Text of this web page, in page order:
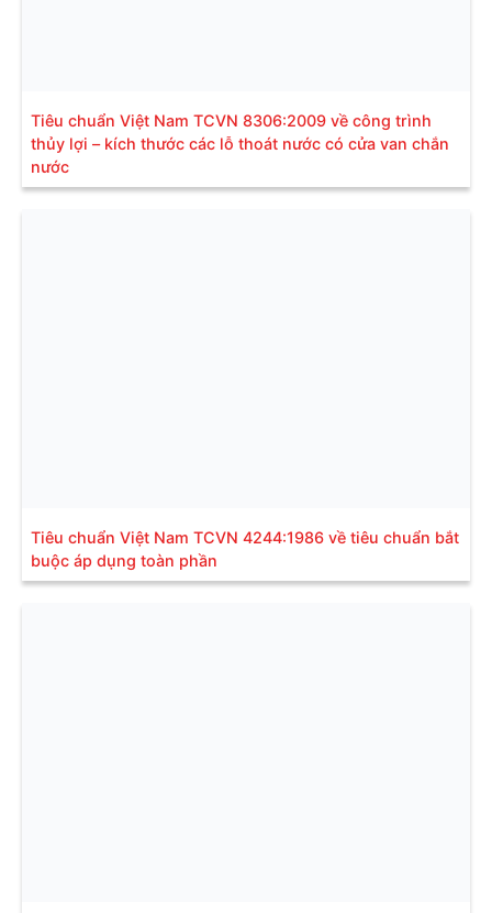
Tiêu chuẩn Việt Nam TCVN 8306:2009 về công trình
thủy lợi – kích thước các lỗ thoát nước có cửa van chắn
nước
Tiêu chuẩn Việt Nam TCVN 4244:1986 về tiêu chuẩn bắt
buộc áp dụng toàn phần